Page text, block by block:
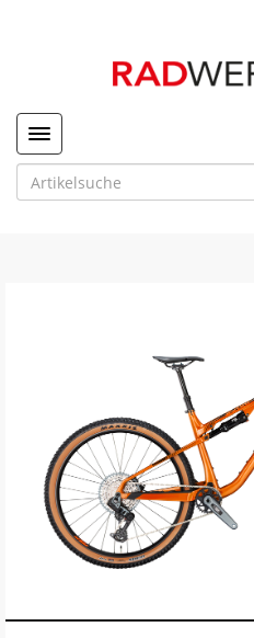
Toggle navigation